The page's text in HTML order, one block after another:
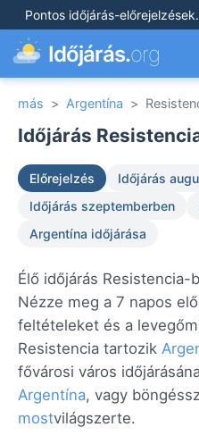
Pontos időjárás-előrejelzések.
Időjárás.org
más > Argentína >
Időjárás
Előrejelzés
Időjárás
Időjárás szeptemberben
Argentína időjárása
Élő időjárás Resistencia-
Nézze meg a 7 napos
feltételeket és a
Resistencia tartozik
fővárosi város
Argentína, vagy
mostvilágszerte.